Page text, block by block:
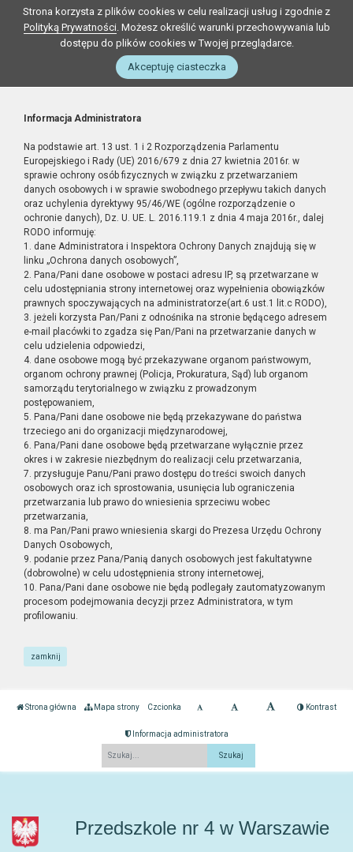
Strona korzysta z plików cookies w celu realizacji usług i zgodnie z
Polityką Prywatności. Możesz określić warunki przechowywania lub
dostępu do plików cookies w Twojej przeglądarce.
Akceptuję ciasteczka
Informacja Administratora
Na podstawie art. 13 ust. 1 i 2 Rozporządzenia Parlamentu
Europejskiego i Rady (UE) 2016/679 z dnia 27 kwietnia 2016r. w
sprawie ochrony osób fizycznych w związku z przetwarzaniem
danych osobowych i w sprawie swobodnego przepływu takich danych
oraz uchylenia dyrektywy 95/46/WE (ogólne rozporządzenie o
ochronie danych), Dz. U. UE. L. 2016.119.1 z dnia 4 maja 2016r., dalej
RODO informuję:
1. dane Administratora i Inspektora Ochrony Danych znajdują się w
linku „Ochrona danych osobowych”,
2. Pana/Pani dane osobowe w postaci adresu IP, są przetwarzane w
celu udostępniania strony internetowej oraz wypełnienia obowiązków
prawnych spoczywających na administratorze(art.6 ust.1 lit.c RODO),
3. jeżeli korzysta Pan/Pani z odnośnika na stronie będącego adresem
e-mail placówki to zgadza się Pan/Pani na przetwarzanie danych w
celu udzielenia odpowiedzi,
4. dane osobowe mogą być przekazywane organom państwowym,
organom ochrony prawnej (Policja, Prokuratura, Sąd) lub organom
samorządu terytorialnego w związku z prowadzonym
postępowaniem,
5. Pana/Pani dane osobowe nie będą przekazywane do państwa
trzeciego ani do organizacji międzynarodowej,
6. Pana/Pani dane osobowe będą przetwarzane wyłącznie przez
okres i w zakresie niezbędnym do realizacji celu przetwarzania,
7. przysługuje Panu/Pani prawo dostępu do treści swoich danych
osobowych oraz ich sprostowania, usunięcia lub ograniczenia
przetwarzania lub prawo do wniesienia sprzeciwu wobec
przetwarzania,
8. ma Pan/Pani prawo wniesienia skargi do Prezesa Urzędu Ochrony
Danych Osobowych,
9. podanie przez Pana/Panią danych osobowych jest fakultatywne
(dobrowolne) w celu udostępnienia strony internetowej,
10. Pana/Pani dane osobowe nie będą podlegały zautomatyzowanym
procesom podejmowania decyzji przez Administratora, w tym
profilowaniu.
zamknij
Strona główna Mapa strony Czcionka Kontrast
Informacja administratora
Przedszkole nr 4 w Warszawie